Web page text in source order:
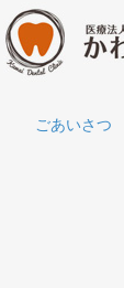
ごあいさつ